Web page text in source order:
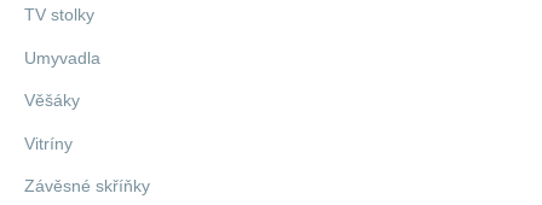
TV stolky
Umyvadla
Věšáky
Vitríny
Závěsné skříňky